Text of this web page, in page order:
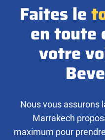
Faites le
en toute
votre
Nous vous assurons
Marrakech
maximum pour